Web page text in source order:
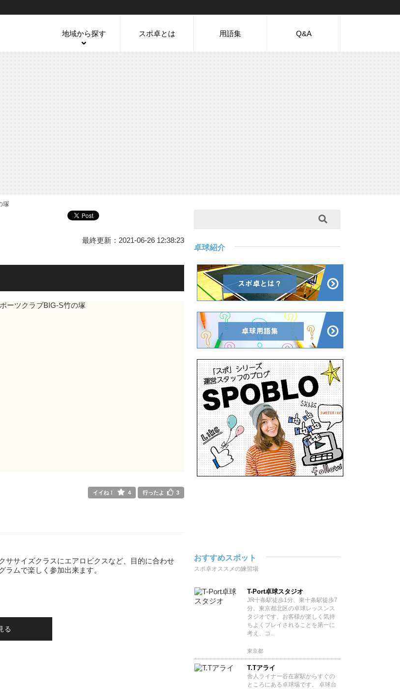
地域から探す スポ卓とは 用語集 Q&A
塚
最終更新：2021-06-26 12:38:23
イイね！ 4 行ったよ 3
ササイズクラスにエアロビクスなど、目的に合わせ
ムで楽しく参加出来ます。
卓球紹介
おすすめスポット
スポ卓オススメの練習場
T-Port卓球スタジオ
JR十条駅徒歩1分、東十条駅徒歩7
分。東京都北区の卓球レッスンス
タジオです。お客様が楽しく気持
ちよくプレイされることを第一に
考え、コ..
東京都
T.Tアライ
舎人ライナー谷在家駅からすぐの
ところにある卓球場です。 卓球台